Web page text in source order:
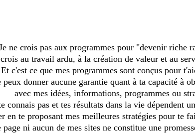
ne crois pas aux programmes pour "devenir riche
au travail ardu, à la création de valeur et au
Et c'est ce que mes programmes sont conçus pour
donner aucune garantie quant à ta capacité à
avec mes idées, informations, programmes ou
connais pas et tes résultats dans la vie dépendent
en te proposant mes meilleures stratégies pour te
ni aucun de mes sites ne constitue une